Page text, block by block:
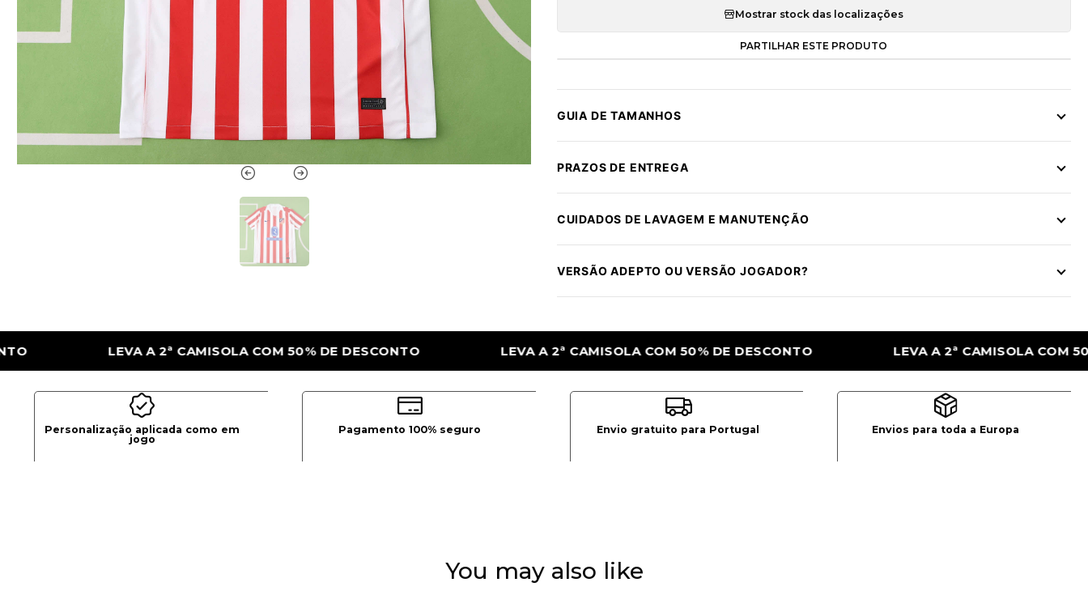
Mostrar stock das localizações
PARTILHAR ESTE PRODUTO
GUIA DE TAMANHOS
PRAZOS DE ENTREGA
CUIDADOS DE LAVAGEM E MANUTENÇÃO
VERSÃO ADEPTO OU VERSÃO JOGADOR?
COM 50% DE DESCONTO LEVA A 2ª CAMISOLA COM 50% DE DESCONTO LEVA A 2ª CAMISOLA COM 50% DE DESCONTO
Personalização aplicada como em
jogo
Pagamento 100% seguro Envio gratuito para Portugal Envios para toda a Europa
You may also like